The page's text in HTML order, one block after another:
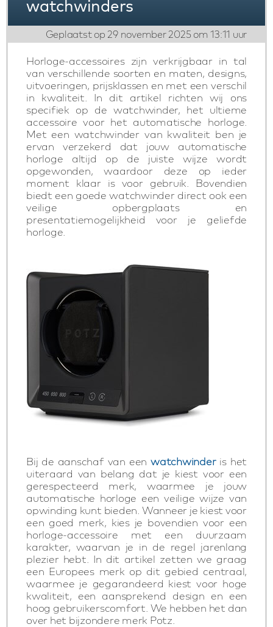
watchwinders
Geplaatst op 29 november 2025 om 13:11 uur
Horloge-accessoires zijn verkrijgbaar in tal
van verschillende soorten en maten, designs,
uitvoeringen, prijsklassen en met een verschil
in kwaliteit. In dit artikel richten wij ons
specifiek op de watchwinder, het ultieme
accessoire voor het automatische horloge.
Met een watchwinder van kwaliteit ben je
ervan verzekerd dat jouw automatische
horloge altijd op de juiste wijze wordt
opgewonden, waardoor deze op ieder
moment klaar is voor gebruik. Bovendien
biedt een goede watchwinder direct ook een
veilige opbergplaats en
presentatiemogelijkheid voor je geliefde
horloge.
Bij de aanschaf van eenwatchwinderis het
uiteraard van belang dat je kiest voor een
gerespecteerd merk, waarmee je jouw
automatische horloge een veilige wijze van
opwinding kunt bieden. Wanneer je kiest voor
een goed merk, kies je bovendien voor een
horloge-accessoire met een duurzaam
karakter, waarvan je in de regel jarenlang
plezier hebt. In dit artikel zetten we graag
een Europees merk op dit gebied centraal,
waarmee je gegarandeerd kiest voor hoge
kwaliteit, een aansprekend design en een
hoog gebruikerscomfort. We hebben het dan
over het bijzondere merk Potz.